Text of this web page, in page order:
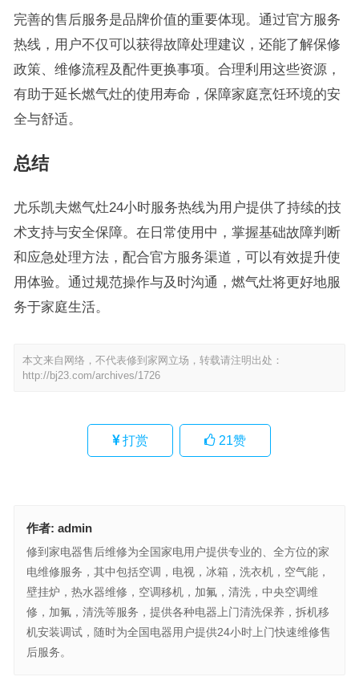
完善的售后服务是品牌价值的重要体现。通过官方服务
热线，用户不仅可以获得故障处理建议，还能了解保修
政策、维修流程及配件更换事项。合理利用这些资源，
有助于延长燃气灶的使用寿命，保障家庭烹饪环境的安
全与舒适。
总结
尤乐凯夫燃气灶24小时服务热线为用户提供了持续的技
术支持与安全保障。在日常使用中，掌握基础故障判断
和应急处理方法，配合官方服务渠道，可以有效提升使
用体验。通过规范操作与及时沟通，燃气灶将更好地服
务于家庭生活。
本文来自网络，不代表修到家网立场，转载请注明出处：
http://bj23.com/archives/1726
打赏 21赞
作者: admin
修到家电器售后维修为全国家电用户提供专业的、全方位的家
电维修服务，其中包括空调，电视，冰箱，洗衣机，空气能，
壁挂炉，热水器维修，空调移机，加氟，清洗，中央空调维
修，加氟，清洗等服务，提供各种电器上门清洗保养，拆机移
机安装调试，随时为全国电器用户提供24小时上门快速维修售
后服务。